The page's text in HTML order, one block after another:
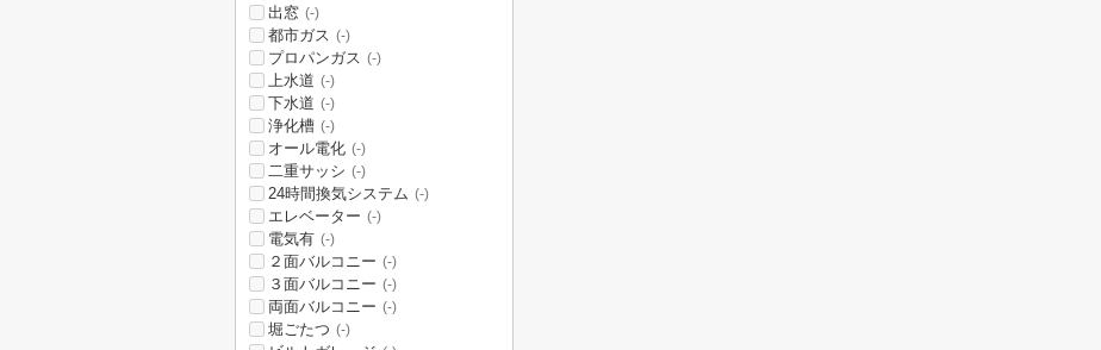
出窓 (-)
都市ガス (-)
プロパンガス (-)
上水道 (-)
下水道 (-)
浄化槽 (-)
オール電化 (-)
二重サッシ (-)
24時間換気システム (-)
エレベーター (-)
電気有 (-)
２面バルコニー (-)
３面バルコニー (-)
両面バルコニー (-)
堀ごたつ (-)